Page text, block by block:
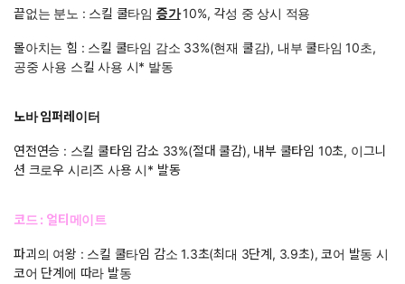
끝없는 분노 : 스킬 쿨타임 증가10%, 각성 중 상시 적용
몰아치는 힘 : 스킬 쿨타임 감소 33%(현재 쿨감), 내부 쿨타임 10초,
공중 사용 스킬 사용 시* 발동
노바 임퍼레이터
연전연승 : 스킬 쿨타임 감소 33%(절대 쿨감), 내부 쿨타임 10초, 이그니
션 크로우 시리즈 사용 시* 발동
코드 : 얼티메이트
파괴의 여왕 : 스킬 쿨타임 감소 1.3초(최대 3단계, 3.9초), 코어 발동 시
코어 단계에 따라 발동